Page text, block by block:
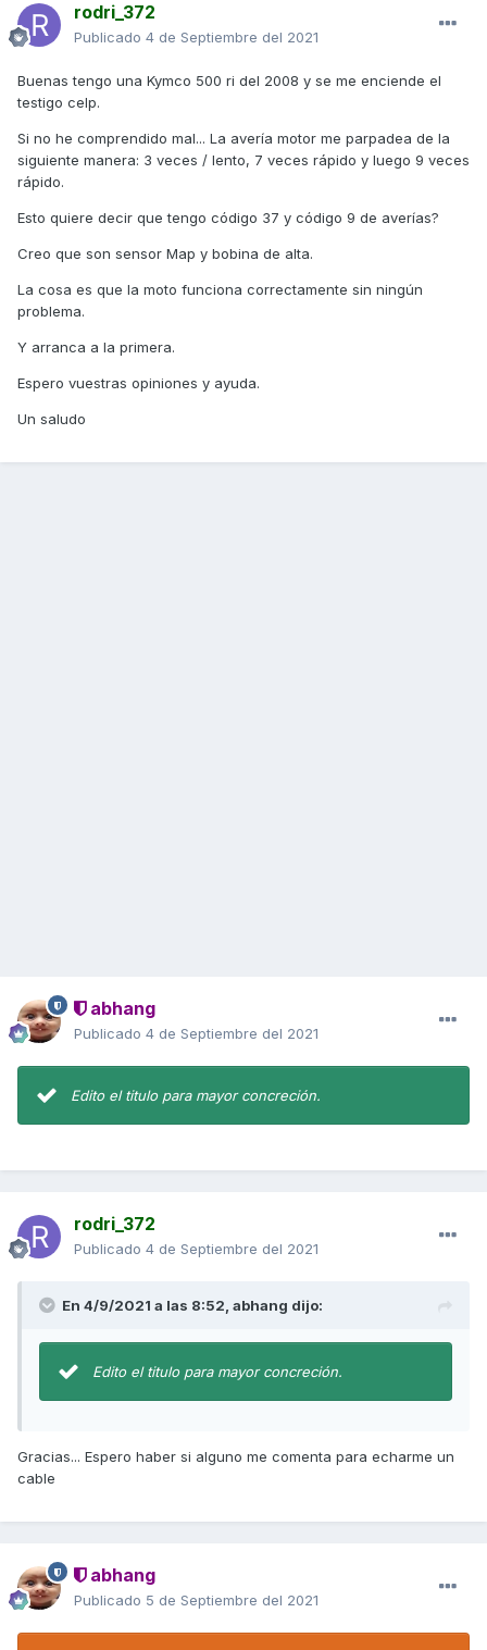
rodri_372
Publicado 4 de Septiembre del 2021
Buenas tengo una Kymco 500 ri del 2008 y se me enciende el
testigo celp.
Si no he comprendido mal... La avería motor me parpadea de la
siguiente manera: 3 veces / lento, 7 veces rápido y luego 9 veces
rápido.
Esto quiere decir que tengo código 37 y código 9 de averías?
Creo que son sensor Map y bobina de alta.
La cosa es que la moto funciona correctamente sin ningún
problema.
Y arranca a la primera.
Espero vuestras opiniones y ayuda.
Un saludo
abhang
Publicado 4 de Septiembre del 2021
Edito el titulo para mayor concreción.
rodri_372
Publicado 4 de Septiembre del 2021
En 4/9/2021 a las 8:52, abhang dijo:
Edito el titulo para mayor concreción.
Gracias... Espero haber si alguno me comenta para echarme un
cable
abhang
Publicado 5 de Septiembre del 2021